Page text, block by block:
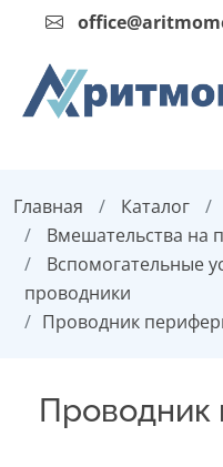
Главная Каталог
Вмешательства на
Вспомогательные
проводники
Проводник
Проводник